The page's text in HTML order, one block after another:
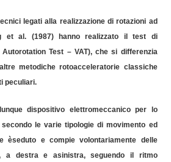
legati alla realizzazione di rotazioni ad
et al. (1987) hanno realizzato il test di
AutorotationTest – VAT), che si differenzia
metodicherotoacceleratorie classiche
peculiari.
dispositivo elettromeccanico per lo
le varie tipologie di movimento ed
èseduto e compie volontariamente delle
a destra e asinistra, seguendo il ritmo